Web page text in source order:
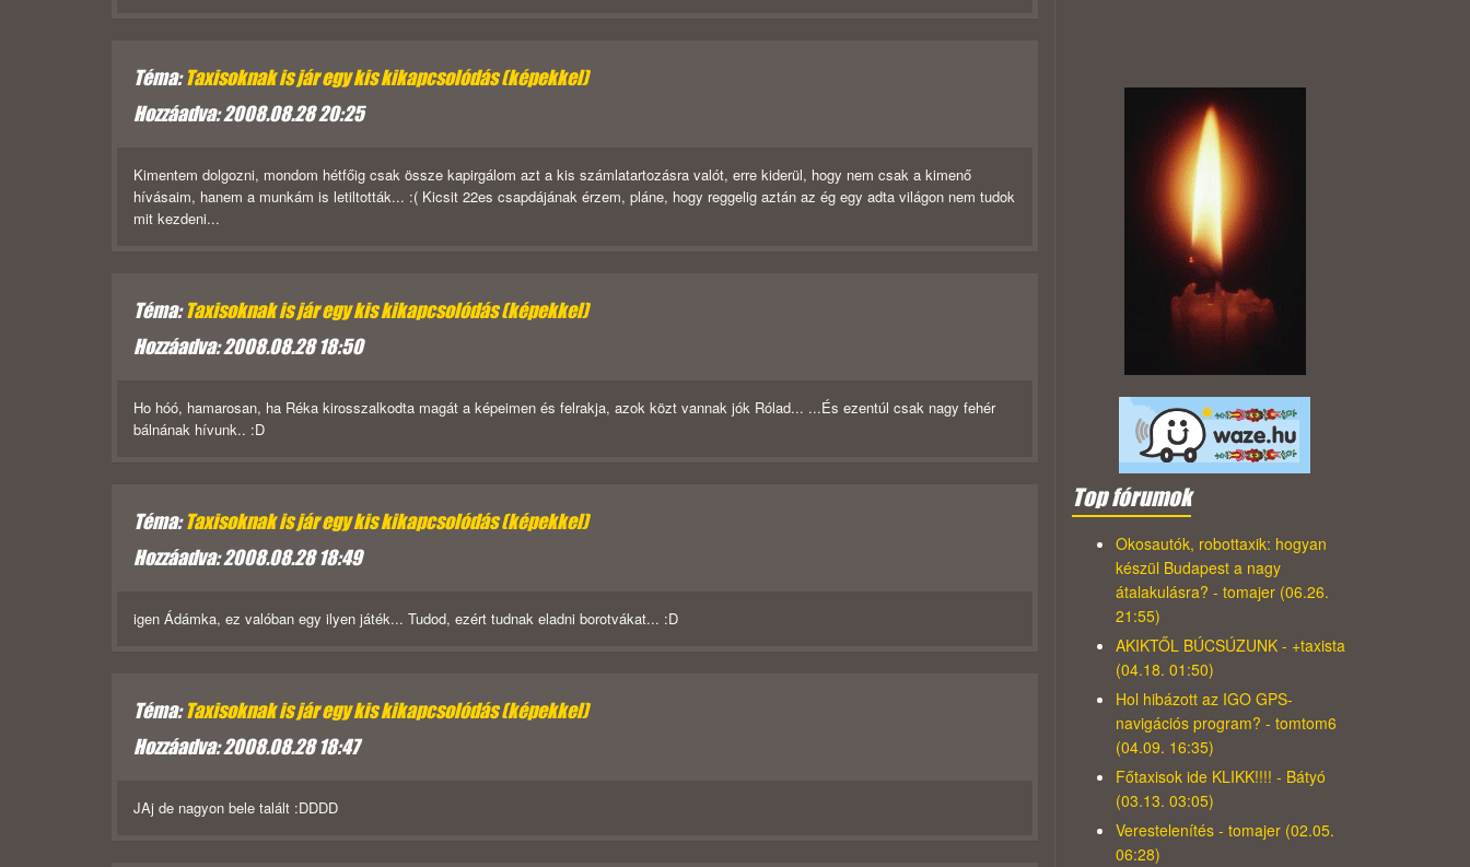
Téma:Taxisoknak is jár egy kis kikapcsolódás (képekkel)
Hozzáadva: 2008.08.28 20:25
Kimentem dolgozni, mondom hétfőig csak össze kapirgálom azt a kis számlatartozásra valót, erre kiderül, hogy nem csak a kimenő
hívásaim, hanem a munkám is letiltották... :( Kicsit 22es csapdájának érzem, pláne, hogy reggelig aztán az ég egy adta világon nem tudok
mit kezdeni...
Téma:Taxisoknak is jár egy kis kikapcsolódás (képekkel)
Hozzáadva: 2008.08.28 18:50
Ho hóó, hamarosan, ha Réka kirosszalkodta magát a képeimen és felrakja, azok közt vannak jók Rólad... ...És ezentúl csak nagy fehér
bálnának hívunk.. :D
Téma:Taxisoknak is jár egy kis kikapcsolódás (képekkel)
Hozzáadva: 2008.08.28 18:49
igen Ádámka, ez valóban egy ilyen játék... Tudod, ezért tudnak eladni borotvákat... :D
Téma:Taxisoknak is jár egy kis kikapcsolódás (képekkel)
Hozzáadva: 2008.08.28 18:47
JAj de nagyon bele talált :DDDD
Top fórumok
Okosautók, robottaxik: hogyan
készül Budapest a nagy
átalakulásra? - tomajer (06.26.
21:55)
AKIKTŐL BÚCSÚZUNK - +taxista
(04.18. 01:50)
Hol hibázott az IGO GPS-
navigációs program? - tomtom6
(04.09. 16:35)
Főtaxisok ide KLIKK!!!! - Bátyó
(03.13. 03:05)
Verestelenítés - tomajer (02.05.
06:28)